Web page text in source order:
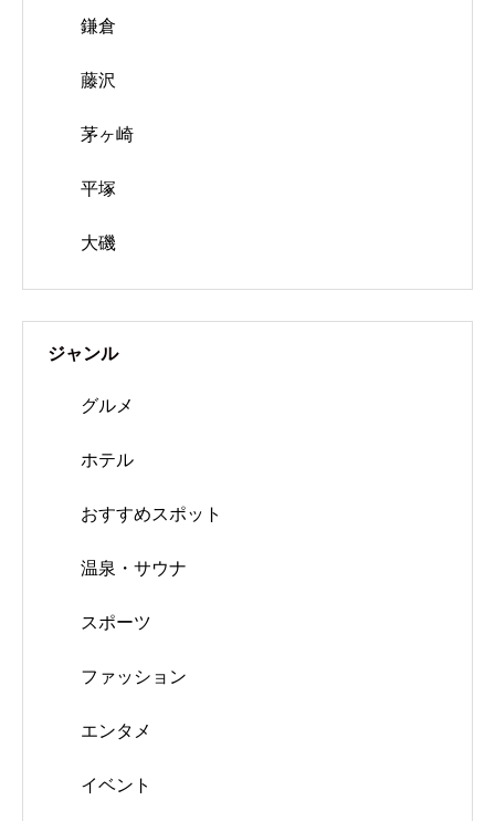
鎌倉
藤沢
茅ヶ崎
平塚
大磯
ジャンル
グルメ
ホテル
おすすめスポット
温泉・サウナ
スポーツ
ファッション
エンタメ
イベント